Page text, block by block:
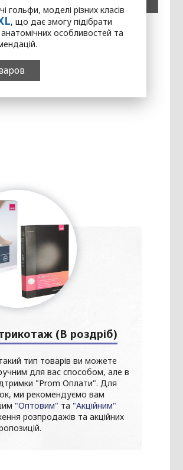
гольфи, моделі різних класів
, що дає змогу підібрати
особливостей та
(В роздріб)
тип товарів ви можете
для вас способом, але в
"Prom Оплати". Для
ми рекомендуємо вам
"Оптовим" та "Акційним"
розпродажів та акційних